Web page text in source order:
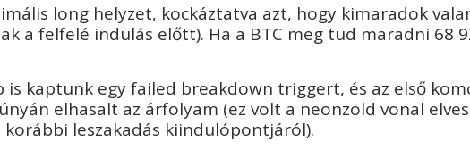
long helyzet, kockáztatva azt, hogy kimaradok
a felfelé indulás előtt). Ha a BTC meg tud maradni 68
kaptunk egy failed breakdown triggert, és az első
elhasalt az árfolyam (ez volt a neonzöld vonal
leszakadás kiindulópontjáról).